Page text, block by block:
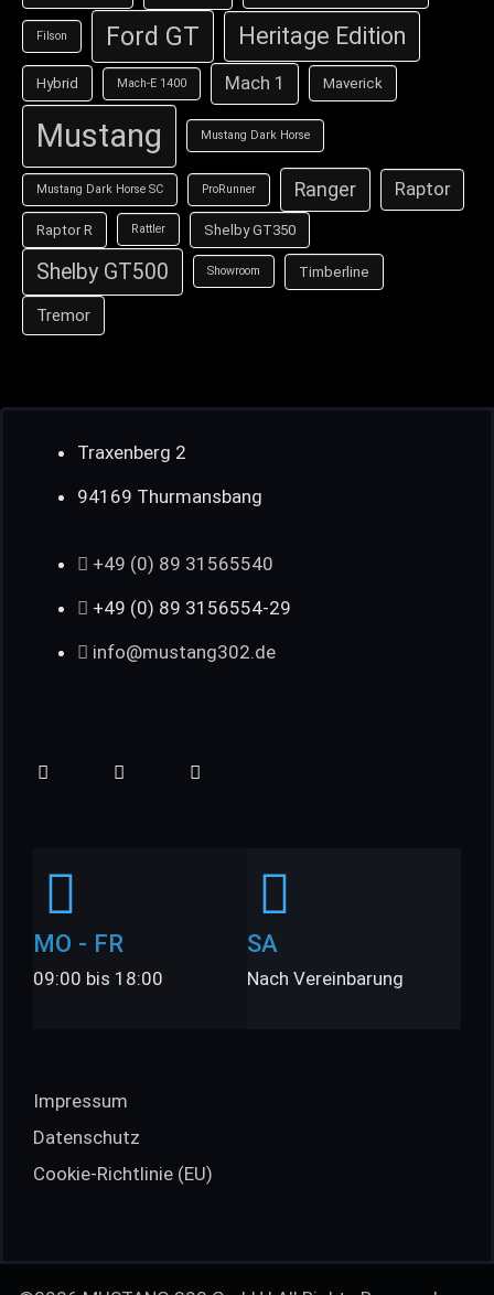
Filson Ford GT Heritage Edition
Hybrid Mach-E 1400 Mach 1 Maverick
Mustang Mustang Dark Horse
Mustang Dark Horse SC ProRunner Ranger Raptor
Raptor R Rattler Shelby GT350
Shelby GT500 Showroom Timberline
Tremor
Traxenberg 2
94169 Thurmansbang
+49 (0) 89 31565540
+49 (0) 89 3156554-29
info@mustang302.de
MO - FR
09:00 bis 18:00
SA
Nach Vereinbarung
Impressum
Datenschutz
Cookie-Richtlinie (EU)